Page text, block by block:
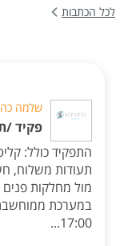
לכל הכתבות
שלמה כהנא
פקיד /
התפקיד כולל:
תעודות משלוח,
מול מחלקות פנים
17:00...